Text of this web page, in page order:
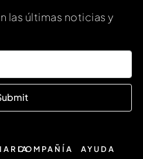
las últimas noticias y
COMPAÑÍA AYUDA